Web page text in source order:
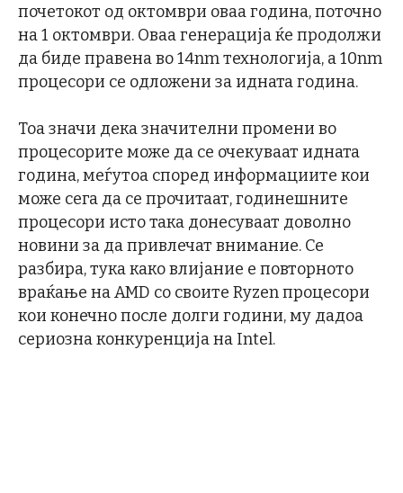
почетокот од октомври оваа година, поточно
на 1 октомври. Оваа генерација ќе продолжи
да биде правена во 14nm технологија, а 10nm
процесори се одложени за идната година.
Тоа значи дека значителни промени во
процесорите може да се очекуваат идната
година, меѓутоа според информациите кои
може сега да се прочитаат, годинешните
процесори исто така донесуваат доволно
новини за да привлечат внимание. Се
разбира, тука како влијание е повторното
враќање на AMD со своите Ryzen процесори
кои конечно после долги години, му дадоа
сериозна конкуренција на Intel.